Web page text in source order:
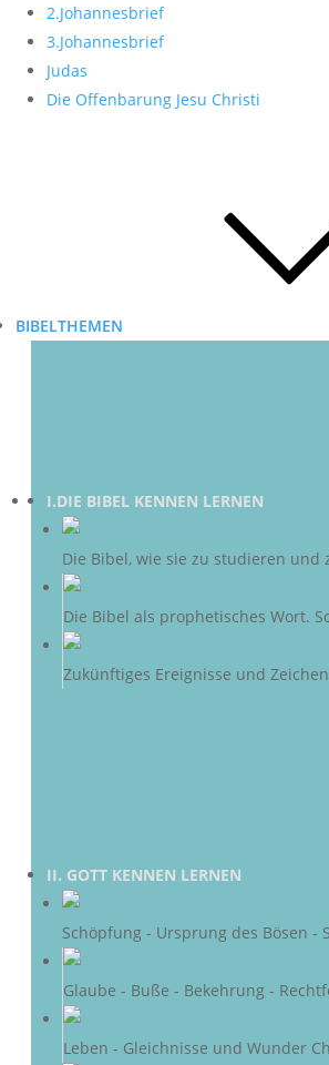
2.Johannesbrief
3.Johannesbrief
Judas
Die Offenbarung Jesu Christi
BIBELTHEMEN
I.DIE BIBEL KENNEN LERNEN
Die Bibel, wie sie zu studieren und
Die Bibel als prophetisches Wort.
Zukünftiges Ereignisse und
II. GOTT KENNEN LERNEN
Schöpfung - Ursprung des Bösen -
Glaube - Buße - Bekehrung -
Leben - Gleichnisse und Wunder